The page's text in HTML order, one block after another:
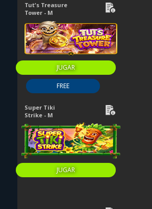
Tut's Treasure
Tower - M
JUGAR
FREE
Super Tiki
Strike - M
JUGAR